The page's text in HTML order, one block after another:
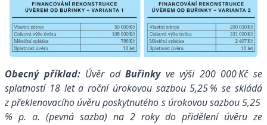
Obecný příklad:Úvěr odBuřinkyve výši 200 000 Kč se
splatností 18 let a roční úrokovou sazbou 5,25 % se skládá
z překlenovacího úvěru poskytnutého s úrokovou sazbou 5,25
% p. a. (pevná sazba) na 2 roky do přidělení úvěru ze